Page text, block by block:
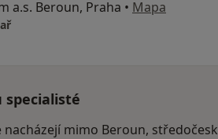
a.s. Beroun, Praha • Mapa
specialisté
nacházejí mimo Beroun,